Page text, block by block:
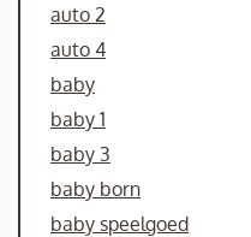
auto 2
auto 4
baby
baby 1
baby 3
baby born
baby speelgoed